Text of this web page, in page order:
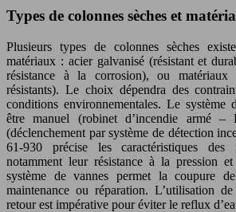
Types de colonnes sèches et
Plusieurs types de colonnes sèches
matériaux : acier galvanisé (résistant et
résistance à la corrosion), ou matériaux
résistants). Le choix dépendra des
conditions environnementales. Le système
être manuel (robinet d’incendie armé –
(déclenchement par système de détection
61-930 précise les caractéristiques des
notamment leur résistance à la pression
système de vannes permet la coupure
maintenance ou réparation. L’utilisation
retour est impérative pour éviter le reflux